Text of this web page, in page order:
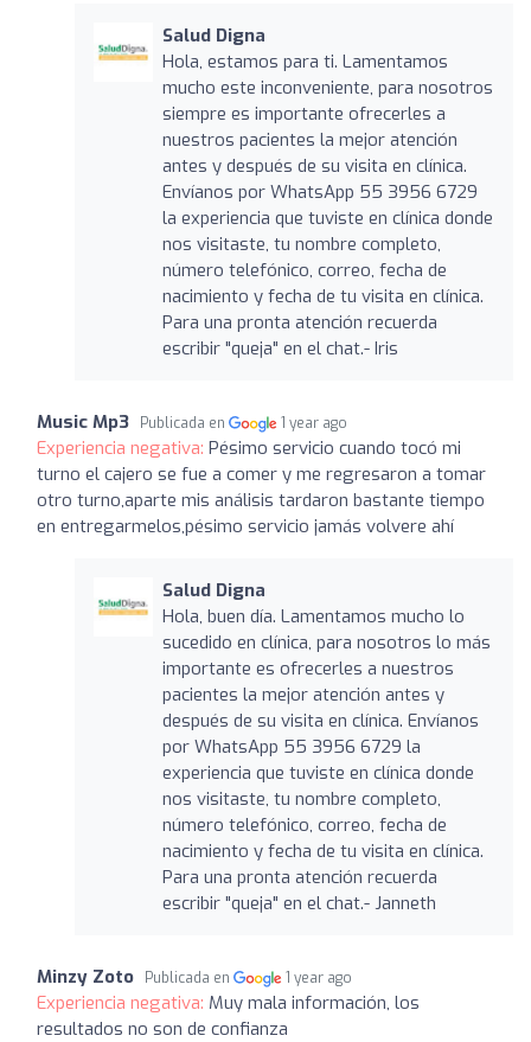
Salud Digna
Hola, estamos para ti. Lamentamos
mucho este inconveniente, para nosotros
siempre es importante ofrecerles a
nuestros pacientes la mejor atención
antes y después de su visita en clínica.
Envíanos por WhatsApp 55 3956 6729
la experiencia que tuviste en clínica donde
nos visitaste, tu nombre completo,
número telefónico, correo, fecha de
nacimiento y fecha de tu visita en clínica.
Para una pronta atención recuerda
escribir "queja" en el chat.- Iris
Music Mp3 Publicada en 1 year ago
Experiencia negativa: Pésimo servicio cuando tocó mi
turno el cajero se fue a comer y me regresaron a tomar
otro turno,aparte mis análisis tardaron bastante tiempo
en entregarmelos,pésimo servicio jamás volvere ahí
Salud Digna
Hola, buen día. Lamentamos mucho lo
sucedido en clínica, para nosotros lo más
importante es ofrecerles a nuestros
pacientes la mejor atención antes y
después de su visita en clínica. Envíanos
por WhatsApp 55 3956 6729 la
experiencia que tuviste en clínica donde
nos visitaste, tu nombre completo,
número telefónico, correo, fecha de
nacimiento y fecha de tu visita en clínica.
Para una pronta atención recuerda
escribir "queja" en el chat.- Janneth
Minzy Zoto Publicada en 1 year ago
Experiencia negativa: Muy mala información, los
resultados no son de confianza